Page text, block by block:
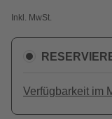
Inkl. MwSt.
Verfügbarkeit im